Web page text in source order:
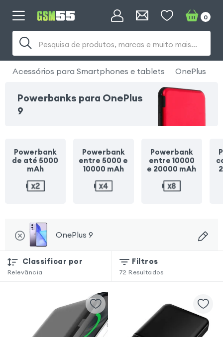
Pesquisa de produtos, marcas e muito mais...
0
Acessórios para Smartphones e tablets OnePlus
Powerbanks para OnePlus
9
Powerbank
de até 5000
mAh
Powerbank
entre 5000 e
10000 mAh
Powerbank
entre 10000
e 20000 mAh
OnePlus 9
Classificar por
Relevância
Filtros
72 Resultados